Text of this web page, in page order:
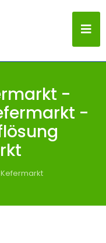
-
-
Kefermarkt